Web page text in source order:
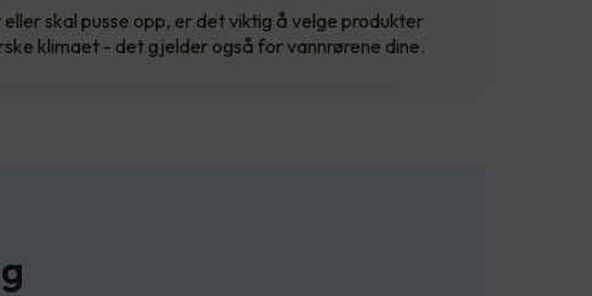
skal pusse opp, er det viktig å velge produkter
klimaet - det gjelder også for vannrørene dine.